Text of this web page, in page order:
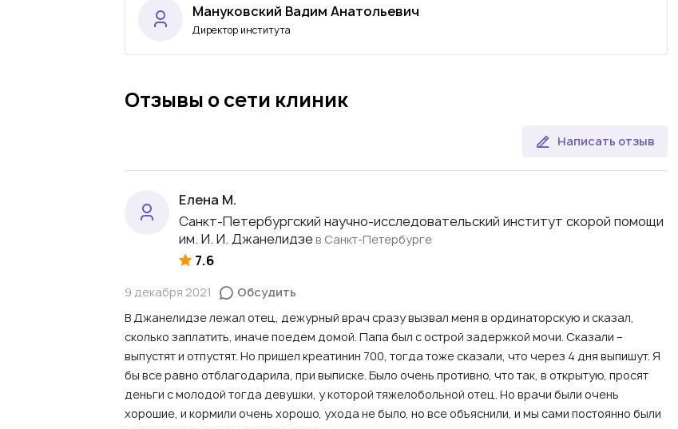
Мануковский Вадим Анатольевич
Директор института
Отзывы о сети клиник
Написать отзыв
Елена М.
Санкт-Петербургский научно-исследовательский институт скорой помощи
им. И. И. Джанелидзе в Санкт-Петербурге
7.6
9 декабря 2021
Обсудить
В Джанелидзе лежал отец, дежурный врач сразу вызвал меня в ординаторскую и сказал,
сколько заплатить, иначе поедем домой. Папа был с острой задержкой мочи. Сказали –
выпустят и отпустят. Но пришел креатинин 700, тогда тоже сказали, что через 4 дня выпишут. Я
бы все равно отблагодарила, при выписке. Было очень противно, что так, в открытую, просят
деньги с молодой тогда девушки, у которой тяжелобольной отец. Но врачи были очень
хорошие, и кормили очень хорошо, ухода не было, но все объяснили, и мы сами постоянно были